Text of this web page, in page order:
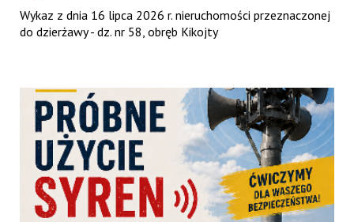
Wykaz z dnia 16 lipca 2026 r. nieruchomości przeznaczonej
do dzierżawy - dz. nr 58, obręb Kikojty